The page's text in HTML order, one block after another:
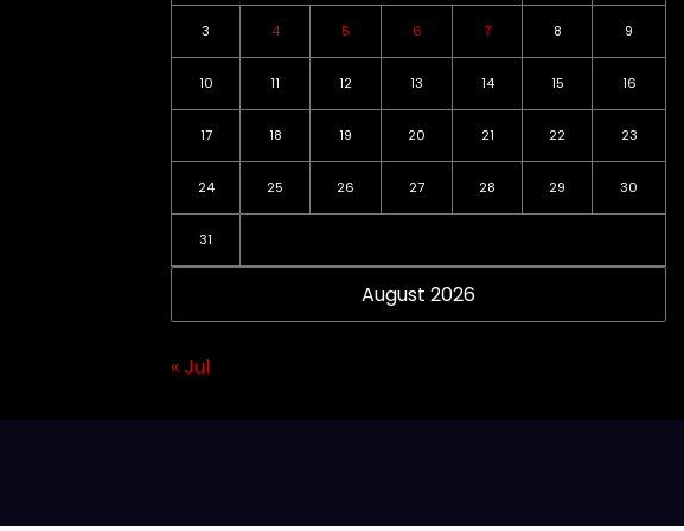
August 2026
3 4 5 6 7 8 9
10 11 12 13 14 15 16
17 18 19 20 21 22 23
24 25 26 27 28 29 30
31
« Jul